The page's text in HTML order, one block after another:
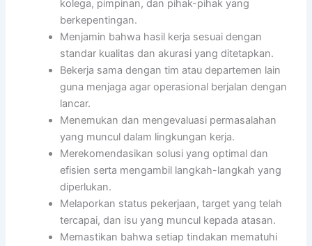
kolega, pimpinan, dan pihak-pihak yang
berkepentingan.
Menjamin bahwa hasil kerja sesuai dengan
standar kualitas dan akurasi yang ditetapkan.
Bekerja sama dengan tim atau departemen lain
guna menjaga agar operasional berjalan dengan
lancar.
Menemukan dan mengevaluasi permasalahan
yang muncul dalam lingkungan kerja.
Merekomendasikan solusi yang optimal dan
efisien serta mengambil langkah-langkah yang
diperlukan.
Melaporkan status pekerjaan, target yang telah
tercapai, dan isu yang muncul kepada atasan.
Memastikan bahwa setiap tindakan mematuhi